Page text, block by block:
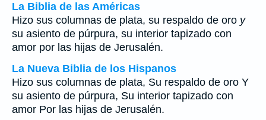
La Biblia de las Américas
Hizo sus columnas de plata, su respaldo de oro y
su asiento de púrpura, su interior tapizado con
amor por las hijas de Jerusalén.
La Nueva Biblia de los Hispanos
Hizo sus columnas de plata, Su respaldo de oro Y
su asiento de púrpura, Su interior tapizado con
amor Por las hijas de Jerusalén.